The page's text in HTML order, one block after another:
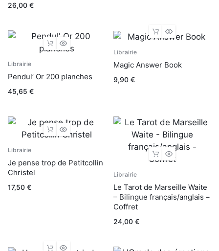
26,00 €
Librairie
Pendul’ Or 200 planches
45,65 €
Librairie
Magic Answer Book
9,90 €
Librairie
Je pense trop de Petitcollin
Christel
17,50 €
Librairie
Le Tarot de Marseille Waite
– Bilingue français/anglais –
Coffret
24,00 €